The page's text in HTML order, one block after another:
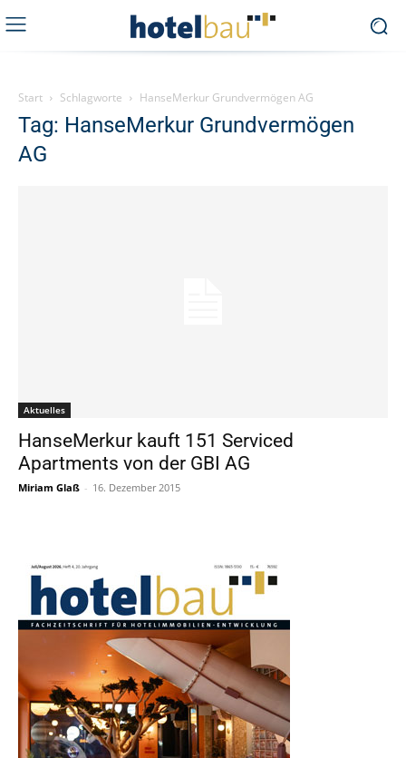
Start Schlagworte HanseMerkur Grundvermögen AG
Tag: HanseMerkur Grundvermögen
AG
Aktuelles
HanseMerkur kauft 151 Serviced
Apartments von der GBI AG
Miriam Glaß - 16. Dezember 2015